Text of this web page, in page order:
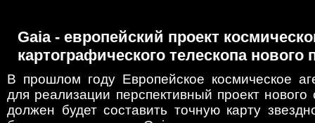
Gaia - европейский проект
картографического телескопа нового
В прошлом году Европейское космическое
для реализации перспективный проект нового
должен будет составить точную карту